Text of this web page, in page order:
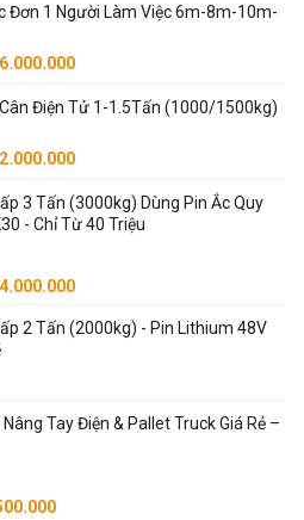
là:
Đơn 1 Người Làm Việc 6m-8m-10m-
Giá
tại
₫76.000.000.
Điện Tử 1-1.5Tấn (1000/1500kg)
Giá
tại
là:
3 Tấn (3000kg) Dùng Pin Ắc Quy
- Chỉ Từ 40 Triệu
Giá
tại
2 Tấn (2000kg) - Pin Lithium 48V
Tay Điện & Pallet Truck Giá Rẻ –
Giá